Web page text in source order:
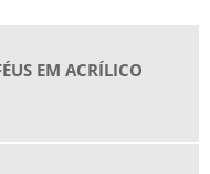
EM ACRÍLICO